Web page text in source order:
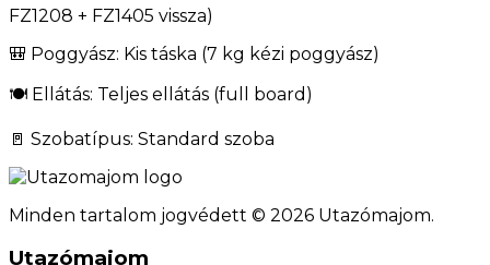
FZ1208 + FZ1405 vissza)
🎒 Poggyász: Kis táska (7 kg kézi poggyász)
🍽️ Ellátás: Teljes ellátás (full board)
🚪 Szobatípus: Standard szoba
Minden tartalom jogvédett © 2026 Utazómajom.
Utazómajom